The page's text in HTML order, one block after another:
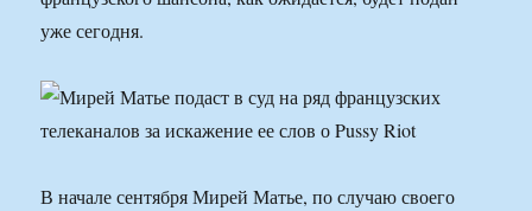
уже сегодня.
В начале сентября Мирей Матье, по случаю своего